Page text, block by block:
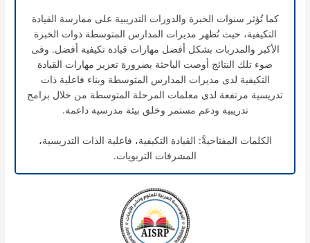
كما تُؤثر سنوات الخبرة والدورات التدريبية على ممارسة القيادة
التكيفية، حيث تُظهر مديرات المدارس المتوسطة ذوات الخبرة
الأكبر والمدربات بشكل أفضل مهارات قيادة تكيفية أفضل. وفى
ضوء تلك النتائج أوصت الباحثة بضرورة تعزيز مهارات القيادة
التكيفية لدى مديرات المدارس المتوسطة وبناء فاعلية ذات
تدريسية مرتفعة لدى معلمات المرحلة المتوسطة من خلال برامج
تدريبية ودعم مستمر وخلق بيئة مدرسية داعمة.
الكلمات المفتاحيةَّ: القيادة التكيفية، فاعلية الذات التدريسية،
المشرفات التربويات.